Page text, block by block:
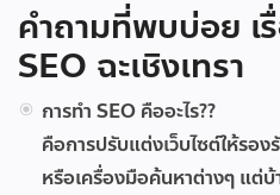
คำถามที่พบบ่อย เ
SEO ฉะเชิงเทรา
การทำ SEO คืออะไร??
คือการปรับแต่งเว็บไซต์ให้รอ
หรือเครื่องมือค้นหาต่างๆ แต่